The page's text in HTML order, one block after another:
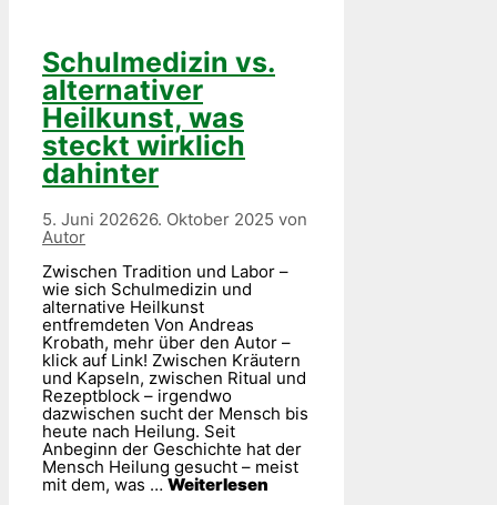
Schulmedizin vs.
alternativer
Heilkunst, was
steckt wirklich
dahinter
5. Juni 202626. Oktober 2025 von
Autor
Zwischen Tradition und Labor –
wie sich Schulmedizin und
alternative Heilkunst
entfremdeten Von Andreas
Krobath, mehr über den Autor –
klick auf Link! Zwischen Kräutern
und Kapseln, zwischen Ritual und
Rezeptblock – irgendwo
dazwischen sucht der Mensch bis
heute nach Heilung. Seit
Anbeginn der Geschichte hat der
Mensch Heilung gesucht – meist
mit dem, was …Weiterlesen